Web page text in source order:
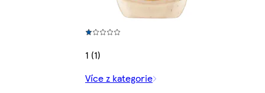
1 (1)
Více z kategorie